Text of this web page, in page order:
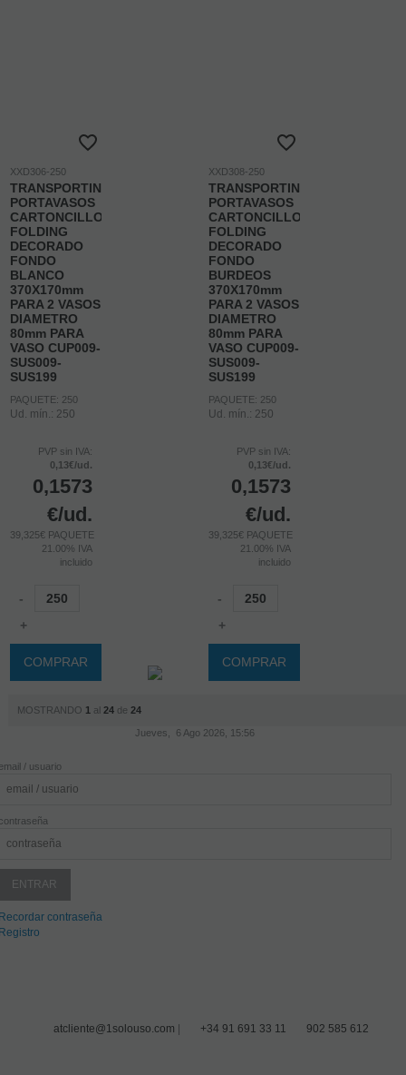
XXD306-250
TRANSPORTIN
PORTAVASOS
CARTONCILLO
FOLDING
DECORADO
FONDO
BLANCO
370X170mm
PARA 2 VASOS
DIAMETRO
80mm PARA
VASO CUP009-
SUS009-
SUS199
PAQUETE: 250
Ud. mín.: 250
PVP sin IVA:
0,13€/ud.
0,1573
€/ud.
39,325€ PAQUETE
21.00% IVA
incluido
-
+
COMPRAR
XXD308-250
TRANSPORTIN
PORTAVASOS
CARTONCILLO
FOLDING
DECORADO
FONDO
BURDEOS
370X170mm
PARA 2 VASOS
DIAMETRO
80mm PARA
VASO CUP009-
SUS009-
SUS199
PAQUETE: 250
Ud. mín.: 250
PVP sin IVA:
0,13€/ud.
0,1573
€/ud.
39,325€ PAQUETE
21.00% IVA
incluido
-
+
COMPRAR
MOSTRANDO 1 al 24de 24
Jueves, 6 Ago 2026, 15:56
/ usuario
contraseña
atcliente@1solouso.com +34 91 691 33 11 902 585 612